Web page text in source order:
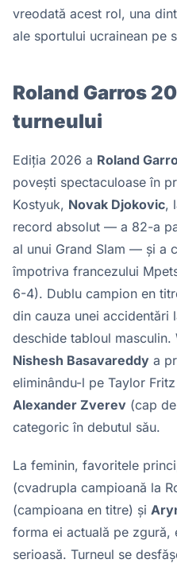
vreodată acest rol, una
ale sportului ucrainean pe
Roland Garros
turneului
Ediția 2026 a Roland
povești spectaculoase în
Kostyuk, Novak Djokovic,
record absolut — a 82-a
al unui Grand Slam — și a
împotriva francezului
6-4). Dublu campion en
din cauza unei accidentări
deschide tabloul
Nishesh Basavareddy a
eliminându-l pe Taylor
Alexander Zverev (cap
categoric în debutul său.
La feminin, favoritele
(cvadrupla campioană la
(campioana en titre) și
forma ei actuală pe zgură,
serioasă. Turneul se